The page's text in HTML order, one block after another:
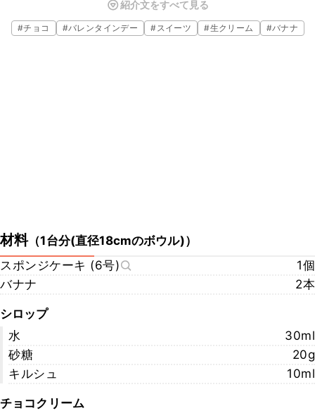
市販の物を使用することで簡単に作れますよ。ぜひ、お試しください
ね。
紹介文をすべて見る
#チョコ #バレンタインデー #スイーツ #生クリーム #バナナ
材料（1台分(直径18cmのボウル)）
スポンジケーキ (6号)
1個
バナナ
2本
シロップ
水
30ml
砂糖
20g
キルシュ
10ml
チョコクリーム